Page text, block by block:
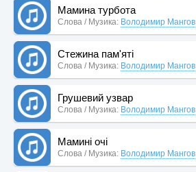
Мамина турбота
Слова / Музика: Володимир Мангов
Стежина пам'яті
Слова / Музика: Володимир Мангов
Грушевий узвар
Слова / Музика: Володимир Мангов
Мамині очі
Слова / Музика: Володимир Мангов